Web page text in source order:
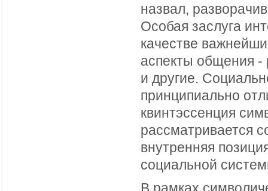
назвал,
Особая заслуга
качестве
аспекты общения -
и другие.
принципиально
квинтэссенция
рассматривается
внутренняя
социальной